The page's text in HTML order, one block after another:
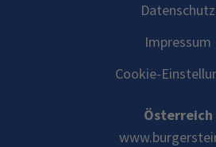
Datenschutz
Impressum
Cookie-
Österreich